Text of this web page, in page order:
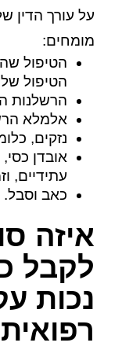
על עורך הדין
מומחים:
הטיפול
הטיפול
הרשלנות
אלמלא
נזקים,
אובדן
עתידיים,
כאב וסבל.
איזה
לקבל
נכות